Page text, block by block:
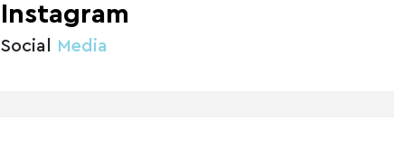
Instagram
Social Media